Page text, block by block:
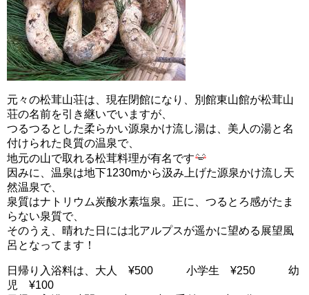
元々の松茸山荘は、現在閉館になり、別館東山館が松茸山
荘の名前を引き継いでいますが、
つるつるとした柔らかい源泉かけ流し湯は、美人の湯と名
付けられた良質の温泉で、
地元の山で取れる松茸料理が有名です
因みに、温泉は地下1230mから汲み上げた源泉かけ流し天
然温泉で、
泉質はナトリウム炭酸水素塩泉。正に、つるとろ感がたま
らない泉質で、
そのうえ、晴れた日には北アルプスが遥かに望める展望風
呂となってます！
日帰り入浴料は、大人 ¥500 小学生 ¥250 幼
児 ¥100